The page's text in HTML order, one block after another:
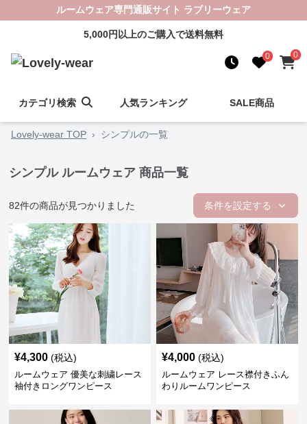
ルームウェア専門通販サイト ラブリーウェア
5,000円以上のご購入で送料無料
0 0
カテゴリ検索 人気ランキング SALE商品
Lovely-wear TOP › シンプルの一覧
シンプル ルームウェア 商品一覧
82件の商品が見つかりました 条件を設定する
¥4,300 (税込)
ルームウェア 優美な刺繍レース
袖付きロングワンピース
¥4,000 (税込)
ルームウェア レース襟付きふん
わりルームワンピース